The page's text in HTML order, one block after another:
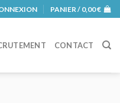
PANIER / 0,00€
CONTACT